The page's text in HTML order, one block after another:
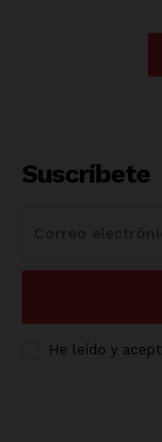
Suscríbete
He leído y